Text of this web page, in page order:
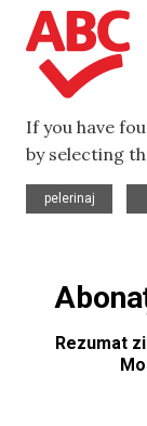
If you have
by selecting
pelerinaj
Rezumat